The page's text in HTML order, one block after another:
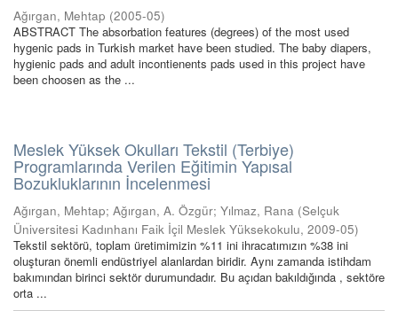
Ağırgan, Mehtap (2005-05)
ABSTRACT The absorbation features (degrees) of the most used
hygenic pads in Turkish market have been studied. The baby diapers,
hygienic pads and adult incontienents pads used in this project have
been choosen as the ...
Meslek Yüksek Okulları Tekstil (Terbiye)
Programlarında Verilen Eğitimin Yapısal
Bozukluklarının İncelenmesi
Ağırgan, Mehtap; Ağırgan, A. Özgür; Yılmaz, Rana (Selçuk
Üniversitesi Kadınhanı Faik İçil Meslek Yüksekokulu, 2009-05)
Tekstil sektörü, toplam üretimimizin %11 ini ihracatımızın %38 ini
oluşturan önemli endüstriyel alanlardan biridir. Aynı zamanda istihdam
bakımından birinci sektör durumundadır. Bu açıdan bakıldığında , sektöre
orta ...